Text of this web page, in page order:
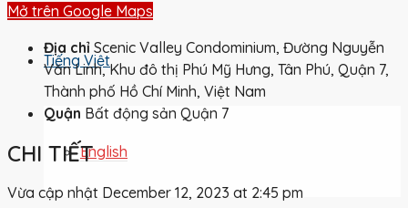
Tiếng Việt
English
Mở trên Google Maps
Địa chỉ Scenic Valley Condominium, Đường Nguyễn
Văn Linh, Khu đô thị Phú Mỹ Hưng, Tân Phú, Quận 7,
Thành phố Hồ Chí Minh, Việt Nam
Quận Bất động sản Quận 7
CHI TIẾT
Vừa cập nhật December 12, 2023 at 2:45 pm